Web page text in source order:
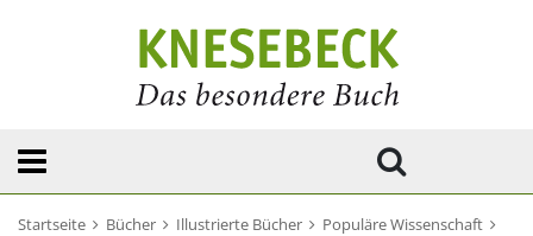
Startseite Bücher Illustrierte Bücher
Populäre Wissenschaft